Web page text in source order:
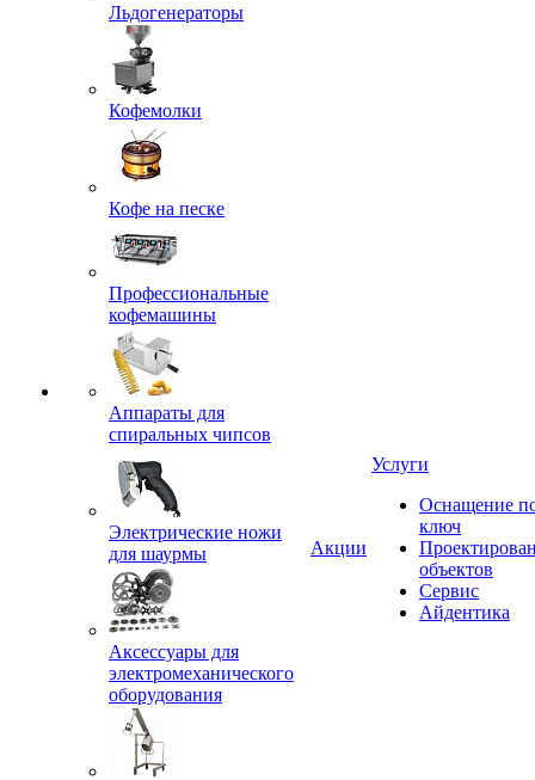
Льдогенераторы
Кофемолки
Кофе на песке
Профессиональные
кофемашины
Аппараты для
спиральных чипсов
Электрические ножи
для шаурмы
Аксессуары для
электромеханического
оборудования
Акции
Услуги
Оснащение
ключ
объектов
Сервис
Айдентика